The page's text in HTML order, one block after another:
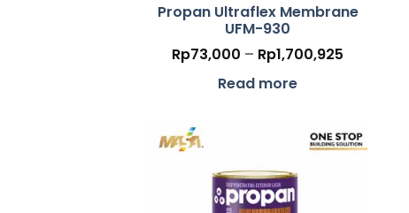
Propan Ultraflex Membrane
UFM-930
Rp73,000 – Rp1,700,925
Read more